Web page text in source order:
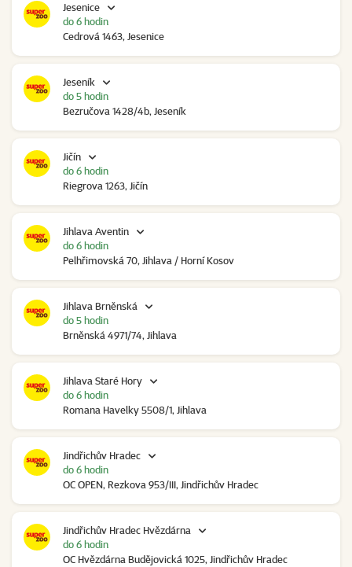
Jesenice
Cedrová 1463, Jesenice
do 6 hodin
Jeseník
Bezručova 1428/4b, Jeseník
do 5 hodin
Jičín
Riegrova 1263, Jičín
do 6 hodin
Jihlava Aventin
Pelhřimovská 70, Jihlava / Horní Kosov
do 6 hodin
Jihlava Brněnská
Brněnská 4971/74, Jihlava
do 5 hodin
Jihlava Staré Hory
Romana Havelky 5508/1, Jihlava
do 6 hodin
Jindřichův Hradec
OC OPEN, Rezkova 953/III, Jindřichův Hradec
do 6 hodin
Jindřichův Hradec Hvězdárna
OC Hvězdárna Budějovická 1025, Jindřichův Hradec
do 6 hodin